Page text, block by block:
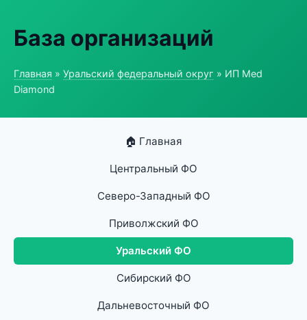
База организаций
Главная » Уральский федеральный округ » ИП Med
Diamond
🏠 Главная
Центральный ФО
Северо-Западный ФО
Приволжский ФО
Уральский ФО
Сибирский ФО
Дальневосточный ФО